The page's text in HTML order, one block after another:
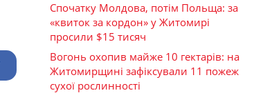
Спочатку Молдова, потім Польща: за
«квиток за кордон» у Житомирі
просили $15 тисяч
Вогонь охопив майже 10 гектарів: на
Житомирщині зафіксували 11 пожеж
сухої рослинності